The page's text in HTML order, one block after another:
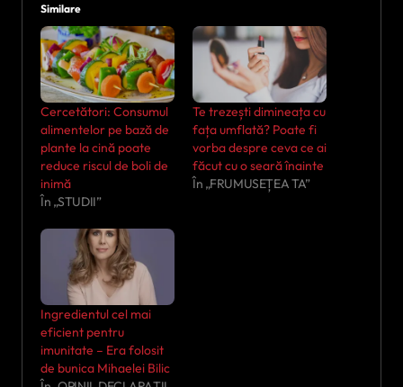
Similare
Cercetători: Consumul
alimentelor pe bază de
plante la cină poate
reduce riscul de boli de
inimă
În „STUDII”
Te trezești dimineața cu
fața umflată? Poate fi
vorba despre ceva ce ai
făcut cu o seară înainte
În „FRUMUSEȚEA TA”
Ingredientul cel mai
eficient pentru
imunitate – Era folosit
de bunica Mihaelei Bilic